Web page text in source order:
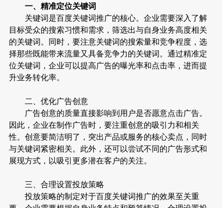
一、精准定位关键词
关键词是百度关键词推广的核心。企业需要深入了解
目标受众的搜索习惯和需求，筛选出与自身业务高度相关
的关键词。同时，要注意关键词的搜索量和竞争程度，选
择那些既能带来流量又具备竞争力的关键词。通过精准定
位关键词，企业可以提高广告的曝光率和点击率，进而提
升业务转化率。
二、优化广告创意
广告创意的质量直接影响到用户是否愿意点击广告。
因此，企业在制作广告时，要注重创意的吸引力和相关
性。创意要简洁明了，突出产品或服务的核心卖点，同时
与关键词紧密相关。此外，还可以尝试不同的广告形式和
展现方式，以吸引更多潜在客户的关注。
三、合理设置投放策略
投放策略的制定对于百度关键词推广的效果至关重